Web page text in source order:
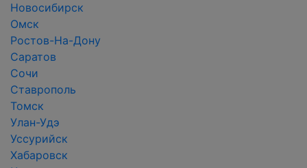
Новосибирск
Омск
Ростов-На-Дону
Саратов
Сочи
Ставрополь
Томск
Улан-Удэ
Уссурийск
Хабаровск